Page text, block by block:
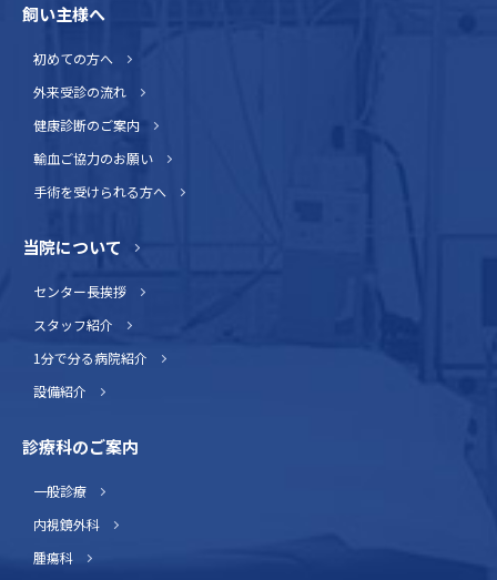
飼い主様へ
初めての方へ
外来受診の流れ
健康診断のご案内
輸血ご協力のお願い
手術を受けられる方へ
当院について
センター長挨拶
スタッフ紹介
1分で分る病院紹介
設備紹介
診療科のご案内
一般診療
内視鏡外科
腫瘍科